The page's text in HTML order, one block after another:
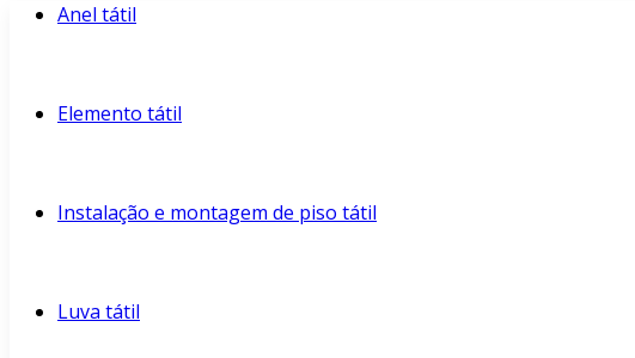
Anel tátil
Elemento tátil
Instalação e montagem de piso tátil
Luva tátil